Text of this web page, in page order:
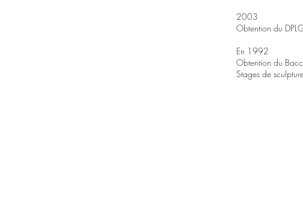
2003
Obtention du
En 1992
Obtention du
Stages de